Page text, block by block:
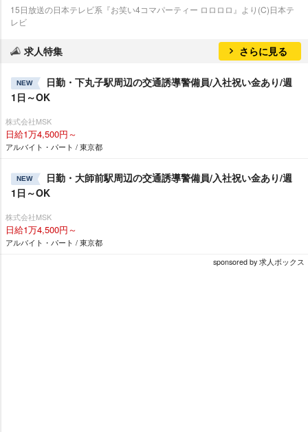
15日放送の日本テレビ系『お笑い4コマパーティー ロロロロ』より(C)日本テ
レビ
求人特集 さらに見る
NEW
日勤・下丸子駅周辺の交通誘導警備員/入社祝い金あり/週
1日～OK
株式会社MSK
日給1万4,500円～
アルバイト・パート / 東京都
NEW
日勤・大師前駅周辺の交通誘導警備員/入社祝い金あり/週
1日～OK
株式会社MSK
日給1万4,500円～
アルバイト・パート / 東京都
sponsored by 求人ボックス